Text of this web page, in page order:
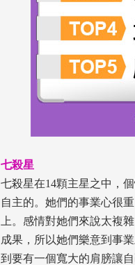
七殺星
七殺星在14顆主星之中，
自主的。她們的事業心很
上。感情對她們來說太複
成果，所以她們樂意到事
到要有一個寬大的肩膀讓